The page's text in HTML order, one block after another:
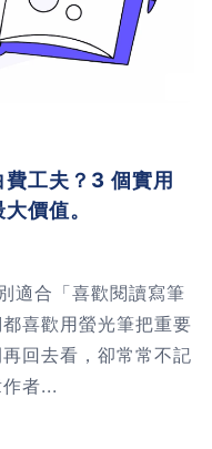
工夫？3 個實用
價值。
適合「喜歡閱讀寫筆
些內容。 文章作者...